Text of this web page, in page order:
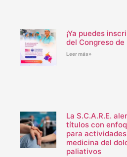
¡Ya puedes
del Congreso
Leer más»
La S.C.A.R.E.
títulos con
para
medicina del
paliativos